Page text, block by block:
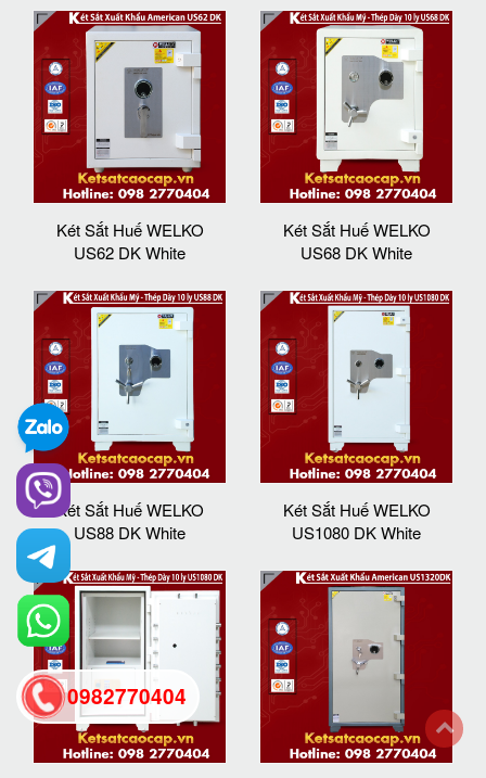
Két Sắt Huế WELKO
US62 DK White
Két Sắt Huế WELKO
US68 DK White
Két Sắt Huế WELKO
US88 DK White
Két Sắt Huế WELKO
US1080 DK White
0982770404
back